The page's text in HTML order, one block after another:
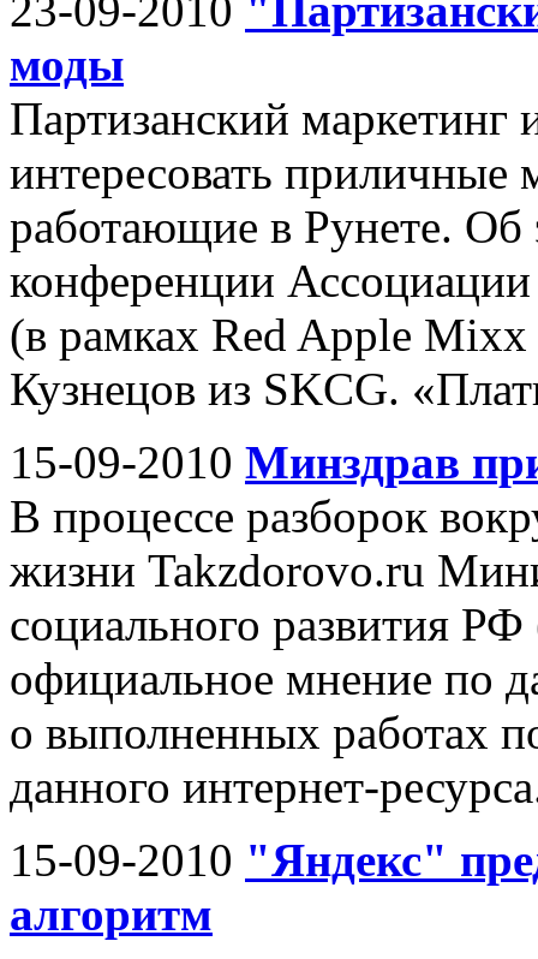
моды
Партизанский маркетинг
интересовать приличные
работающие в Рунете. Об
конференции
(в рамках Red Apple Mixx
Кузнецов из SKCG.
15-09-2010 Минздрав
В процессе разборок
жизни Takzdorovo.ru
социального развития
официальное мнение по
о выполненных работах
данного интернет-
15-09-2010 "Яндекс"
алгоритм